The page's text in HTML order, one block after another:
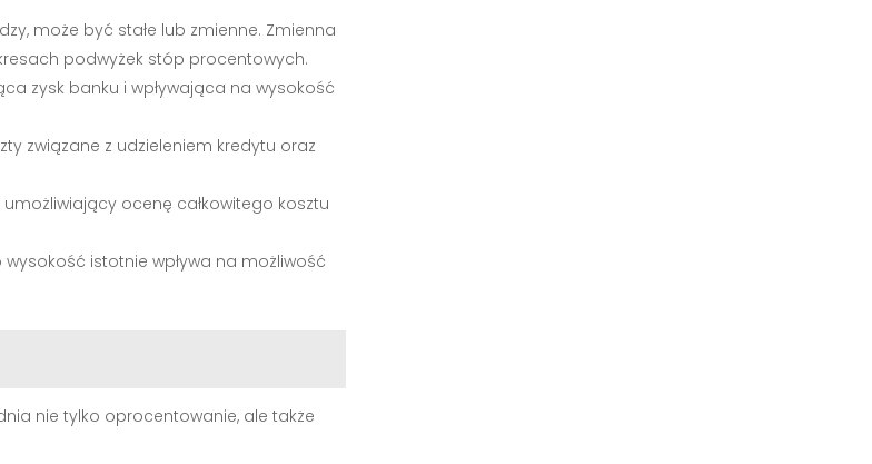
może być stałe lub zmienne. Zmienna
podwyżek stóp procentowych.
zysk banku i wpływająca na wysokość
związane z udzieleniem kredytu oraz
ocenę całkowitego kosztu
istotnie wpływa na możliwość
nie tylko oprocentowanie, ale także